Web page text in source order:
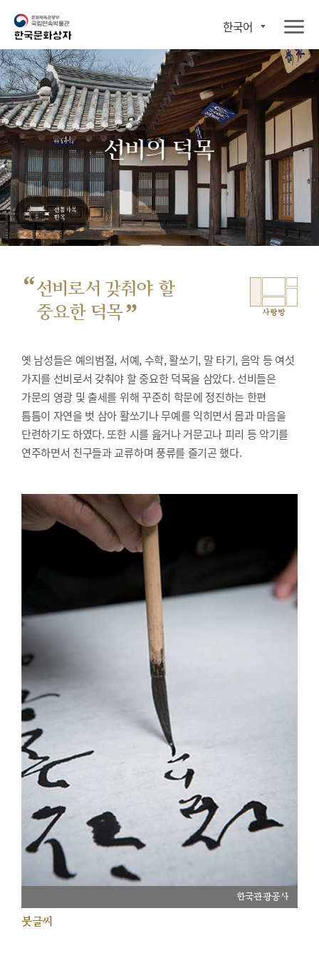
한국어
선비의 덕목
“선비로서 갖춰야 할
중요한 덕목” 사랑방
옛 남성들은 예의범절, 서예, 수학, 활쏘기, 말 타기, 음악 등 여섯
가지를 선비로서 갖춰야 할 중요한 덕목을 삼았다. 선비들은
가문의 영광 및 출세를 위해 꾸준히 학문에 정진하는 한편
틈틈이 자연을 벗 삼아 활쏘기나 무예를 익히면서 몸과 마음을
단련하기도 하였다. 또한 시를 읊거나 거문고나 피리 등 악기를
연주하면서 친구들과 교류하며 풍류를 즐기곤 했다.
한국관광공사
붓글씨